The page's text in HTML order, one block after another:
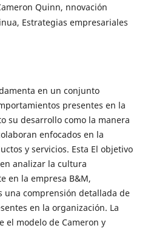
Quinn, nnovación
Estrategias empresariales
en un conjunto
presentes en la
su desarrollo como la manera
enfocados en la
y servicios. Esta El objetivo
analizar la cultura
en la empresa B&M,
una comprensión detallada de
en la organización. La
el modelo de Cameron y